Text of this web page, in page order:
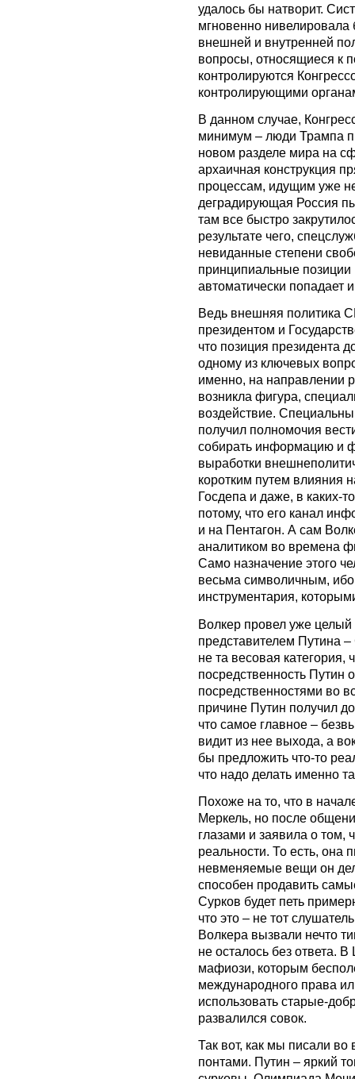
удалось бы натворит.
мгновенно
внешней и внутренней
вопросы, относящиеся к
контролируются
контролирующими
В данном случае,
минимум – люди Трампа
новом разделе мира на
архаичная конструкция
процессам, идущим уже
деградирующая Россия
там все быстро
результате чего,
невиданные степени
принципиальные позиции
автоматически попадает
Ведь внешняя политика
президентом и
что позиция президента
одному из ключевых
именно, на направлении
возникла фигура,
воздействие.
получил полномочия
собирать информацию и
выработки
коротким путем влияния
Госдепа и даже, в каких-
потому, что его канал
и на Пентагон. А сам
аналитиком во времена
Само назначение этого
весьма символичным,
инструментария,
Волкер провел уже
представителем Путина
не та весовая
посредственность Путин
посредственностями во
причине Путин получил
что самое главное –
видит из нее выхода, а
бы предложить что-то
что надо делать именно
Похоже на то, что в
Меркель, но после
глазами и заявила о том,
реальности. То есть, она
невменяемые вещи он
способен продавить
Сурков будет петь
что это – не тот
Волкера вызвали нечто
не осталось без ответа.
мафиози, которым
международного права
использовать старые-
развалился совок.
Так вот, как мы писали во
понтами. Путин – яркий